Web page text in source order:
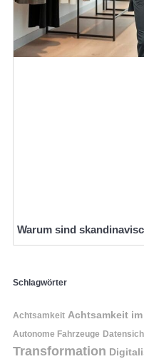
Warum sind
Schlagwörter
Achtsamkeit Achtsamkeit
Autonome Fahrzeuge
Transformation